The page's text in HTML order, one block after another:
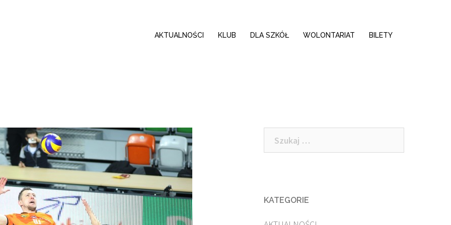
AKTUALNOŚCI KLUB DLA SZKÓŁ WOLONTARIAT BILETY
Szukaj:
KATEGORIE